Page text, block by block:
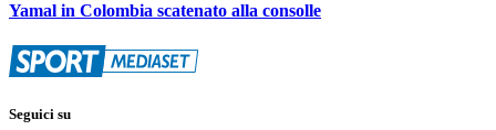
Yamal in Colombia scatenato alla consolle
Seguici su